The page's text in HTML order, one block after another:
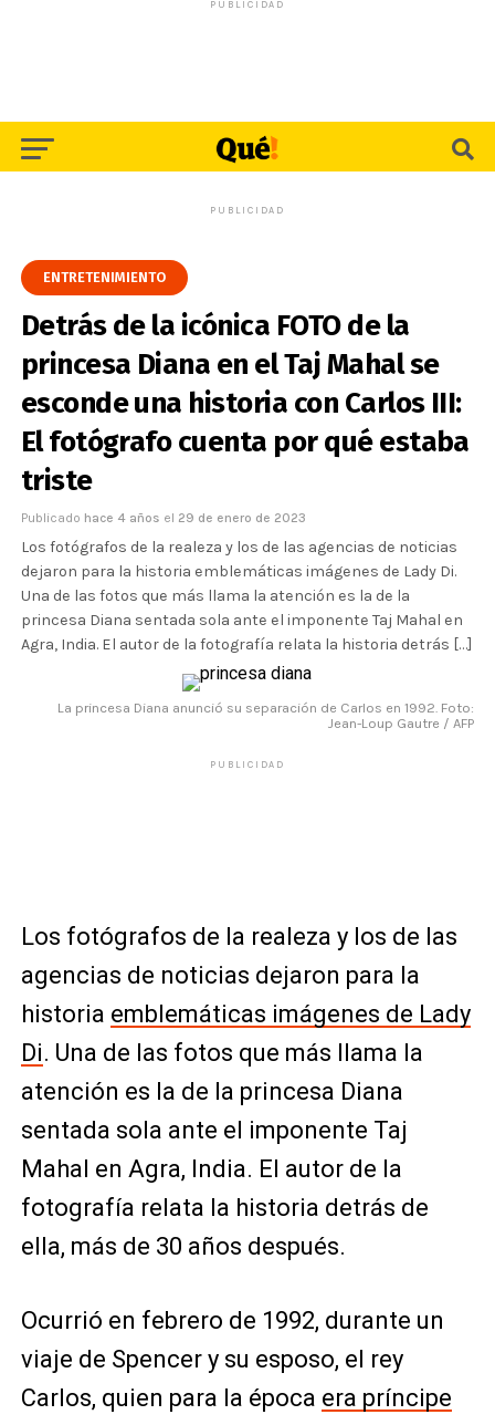
PUBLICIDAD
PUBLICIDAD
ENTRETENIMIENTO
Detrás de la icónica FOTO de la
princesa Diana en el Taj Mahal se
esconde una historia con Carlos III:
El fotógrafo cuenta por qué estaba
triste
Publicado hace 4 años el 29 de enero de 2023
Los fotógrafos de la realeza y los de las agencias de noticias
dejaron para la historia emblemáticas imágenes de Lady Di.
Una de las fotos que más llama la atención es la de la
princesa Diana sentada sola ante el imponente Taj Mahal en
Agra, India. El autor de la fotografía relata la historia detrás […]
La princesa Diana anunció su separación de Carlos en 1992. Foto:
Jean-Loup Gautre / AFP
PUBLICIDAD
Los fotógrafos de la realeza y los de las
agencias de noticias dejaron para la
historia emblemáticas imágenes de Lady
Di. Una de las fotos que más llama la
atención es la de la princesa Diana
sentada sola ante el imponente Taj
Mahal en Agra, India. El autor de la
fotografía relata la historia detrás de
ella, más de 30 años después.
Ocurrió en febrero de 1992, durante un
viaje de Spencer y su esposo, el rey
Carlos, quien para la época era príncipe